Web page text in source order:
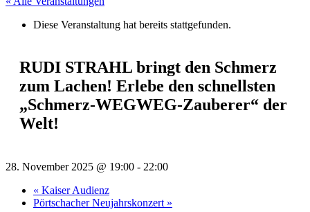
Diese Veranstaltung hat bereits stattgefunden.
RUDI STRAHL bringt den Schmerz
zum Lachen! Erlebe den schnellsten
„Schmerz-WEGWEG-Zauberer“ der
Welt!
28. November 2025 @ 19:00 - 22:00
« Kaiser Audienz
Pörtschacher Neujahrskonzert »